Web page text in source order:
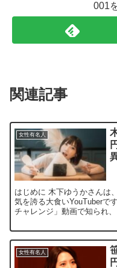
001
関連記事
女性有名人
はじめに 木下ゆうかさんは
気を誇る大食いYouTuberで
チャレンジ」動画で知られ
女性有名人